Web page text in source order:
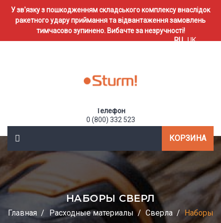
У зв'язку з пошкодженням складського комплексу внаслідок
ракетного удару приймання та відвантаження замовлень
тимчасово зупинено. Вибачте за незручності!
Телефон
0 (800) 332 523
КОРЗИНА
НАБОРЫ СВЕРЛ
Главная Расходные материалы Сверла
Наборы
RU UK